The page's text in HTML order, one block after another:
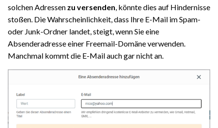
solchen Adressen zu versenden , könnte dies auf Hindernisse
stoßen. Die Wahrscheinlichkeit, dass Ihre E-Mail im Spam-
oder Junk-Ordner landet, steigt, wenn Sie eine
Absenderadresse einer Freemail-Domäne verwenden.
Manchmal kommt die E-Mail auch gar nicht an.